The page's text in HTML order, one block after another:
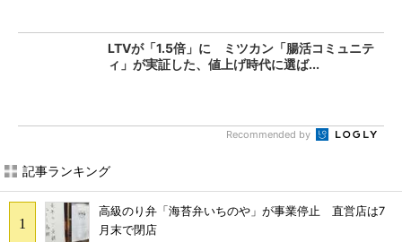
LTVが「1.5倍」に ミツカン「腸活コミュニテ
ィ」が実証した、値上げ時代に選ば...
Recommended by
記事ランキング
高級のり弁「海苔弁いちのや」が事業停止 直営店は7
月末で閉店